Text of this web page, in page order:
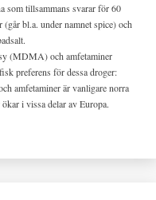
som tillsammans svarar för 60
bl.a. under namnet spice) och
(MDMA) och amfetaminer
preferens för dessa droger:
amfetaminer är vanligare norra
i vissa delar av Europa.